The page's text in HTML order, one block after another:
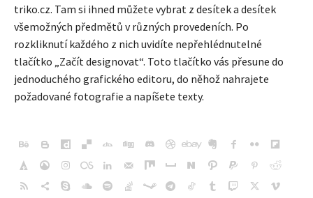
triko.cz. Tam si ihned můžete vybrat z desítek a desítek
všemožných předmětů v různých provedeních. Po
rozkliknutí každého z nich uvidíte nepřehlédnutelné
tlačítko „Začít designovat“. Toto tlačítko vás přesune do
jednoduchého grafického editoru, do něhož nahrajete
požadované fotografie a napíšete texty.